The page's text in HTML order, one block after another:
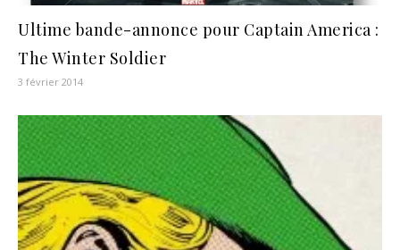
Ultime bande-annonce pour Captain America :
The Winter Soldier
3 février 2014